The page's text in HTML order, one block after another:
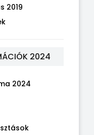
2019
2024
2024